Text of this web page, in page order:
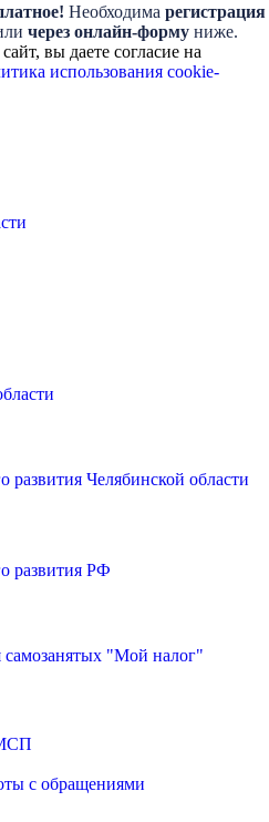
Необходима регистрация
через онлайн-форму ниже.
вы даете согласие на
использования cookie-
развития Челябинской области
развития РФ
"Мой налог"
с обращениями